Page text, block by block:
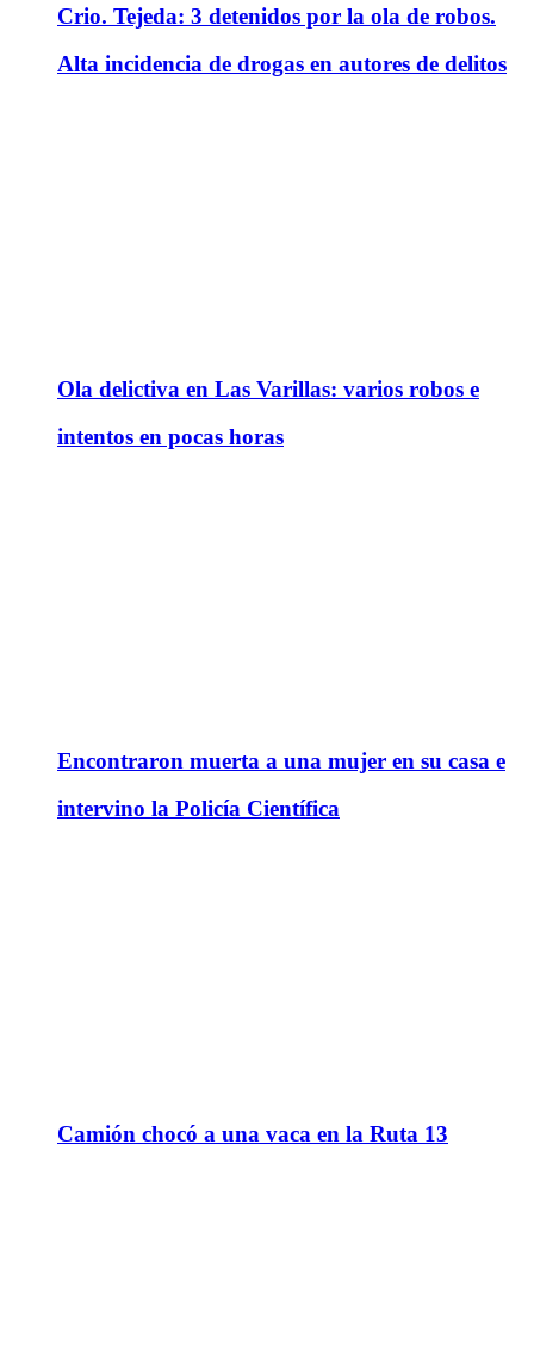
Crio. Tejeda: 3 detenidos por la ola de robos.
Alta incidencia de drogas en autores de delitos
Ola delictiva en Las Varillas: varios robos e
intentos en pocas horas
Encontraron muerta a una mujer en su casa e
intervino la Policía Científica
Camión chocó a una vaca en la Ruta 13